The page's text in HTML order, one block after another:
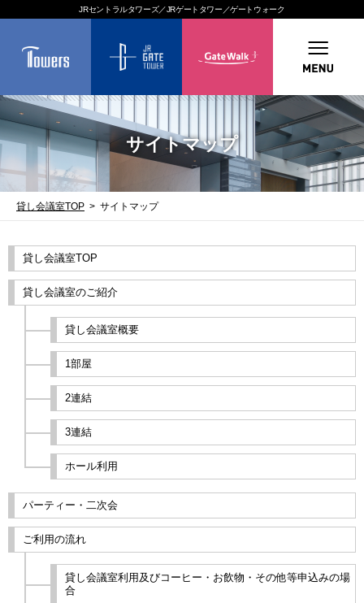
JRセントラルタワーズ／JRゲートタワー／ゲートウォーク
サイトマップ
貸し会議室TOP サイトマップ
貸し会議室TOP
貸し会議室のご紹介
貸し会議室概要
1部屋
2連結
3連結
ホール利用
パーティー・二次会
ご利用の流れ
貸し会議室利用及びコーヒー・お飲物・その他等申込みの場
合